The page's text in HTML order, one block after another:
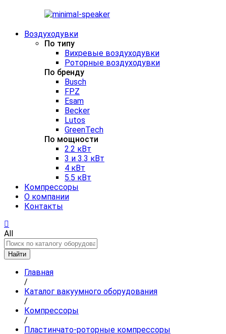
Воздуходувки
По типу
Вихревые воздуходувки
Роторные воздуходувки
По бренду
Busch
FPZ
Esam
Becker
Lutos
GreenTech
По мощности
2.2 кВт
3 и 3.3 кВт
4 кВт
5.5 кВт
Компрессоры
О компании
Контакты
All
Найти
Главная
/
Каталог вакуумного оборудования
/
Компрессоры
/
Пластинчато-роторные компрессоры